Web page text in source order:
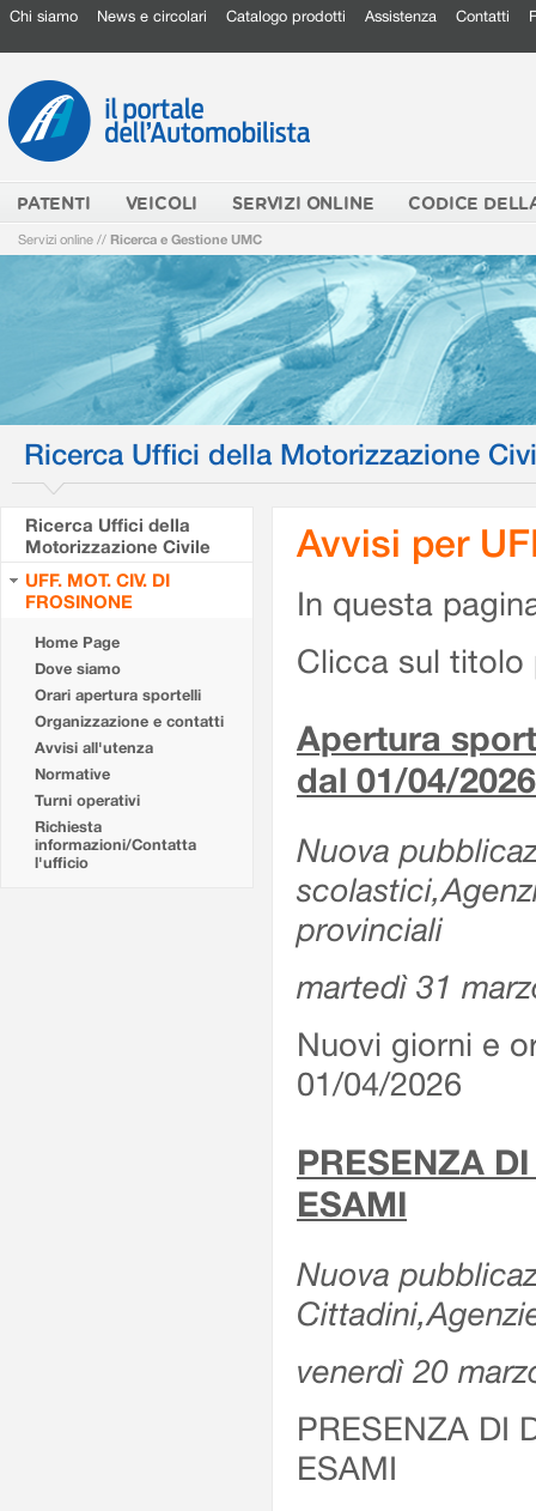
Chi siamo News e circolari Catalogo prodotti Assistenza Contatti
PATENTI VEICOLI SERVIZI ONLINE CODICE
Servizi online // Ricerca e Gestione UMC
Ricerca Uffici della Motorizzazione
Ricerca Uffici della
Motorizzazione Civile
UFF. MOT. CIV. DI
FROSINONE
Home Page
Dove siamo
Orari apertura sportelli
Organizzazione e contatti
Avvisi all'utenza
Normative
Turni operativi
Richiesta
informazioni/Contatta
l'ufficio
Avvisi per
In questa
Clicca sul titolo
Apertura
dal 01/04/2026
Nuova
provinciali
martedì 31
Nuovi giorni e
01/04/2026
PRESENZA
ESAMI
Nuova
venerdì 20
PRESENZA DI
ESAMI